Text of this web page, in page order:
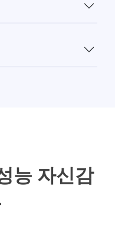
Facebook Ads
치로 전환합니다.
캠페인
고, 결과물을 추적하
정렬
고 파일을 찾느라 시간
계속 진행합니다.
능 자신감